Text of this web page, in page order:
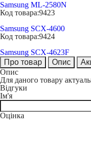
Samsung ML-2580N
Код товара:9423
Samsung SCX-4600
Код товара:9424
Samsung SCX-4623F
Про товар
Опис
Опис
Для даного товару
Відгуки
Ім'я
Оцінка